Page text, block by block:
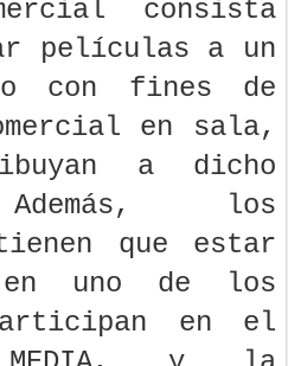
consista
películas a un
con fines de
en sala,
a dicho
los
que estar
en uno de los
en el